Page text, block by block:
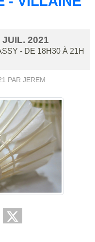
JUIL. 2021
- DE 18H30 À 21H
PAR JEREM